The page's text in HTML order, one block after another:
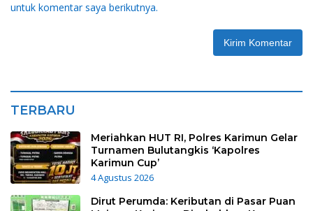
untuk komentar saya berikutnya.
TERBARU
Meriahkan HUT RI, Polres Karimun Gelar
Turnamen Bulutangkis ‘Kapolres
Karimun Cup’
4 Agustus 2026
Dirut Perumda: Keributan di Pasar Puan